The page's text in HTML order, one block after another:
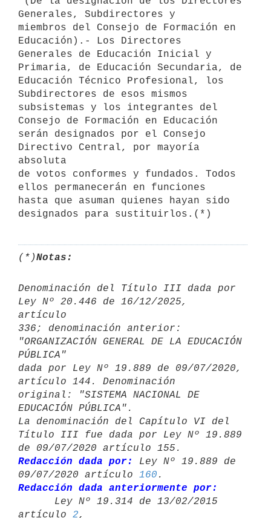
Generales, Subdirectores y
miembros del Consejo de Formación en
Educación).- Los Directores
Generales de Educación Inicial y
Primaria, de Educación Secundaria, de
Educación Técnico Profesional, los
Subdirectores de esos mismos
subsistemas y los integrantes del
Consejo de Formación en Educación
serán designados por el Consejo
Directivo Central, por mayoría
absoluta
de votos conformes y fundados. Todos
ellos permanecerán en funciones
hasta que asuman quienes hayan sido
designados para sustituirlos.(*)
(*)Notas:
Denominación del Título III dada por
Ley Nº 20.446 de 16/12/2025,
artículo
336; denominación anterior:
"ORGANIZACIÓN GENERAL DE LA EDUCACIÓN
PÚBLICA"
dada por Ley Nº 19.889 de 09/07/2020,
artículo 144. Denominación
original: "SISTEMA NACIONAL DE
EDUCACIÓN PÚBLICA".
La denominación del Capítulo VI del
Título III fue dada por Ley Nº 19.889
Redacción dada por:
Ley Nº 19.889 de
09/07/2020 artículo 160
Redacción dada anteriormente por:
artículo 2,